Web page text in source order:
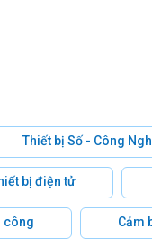
Thiết bị Số - Công
bị điện tử
công Cảm